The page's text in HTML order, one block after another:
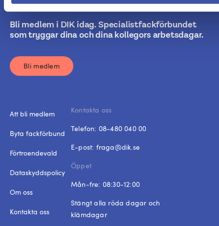
Bli medlem i DIK idag. Specialistfackförbundet
som tryggar dina och dina kollegors arbetsdagar.
Bli medlem
Att bli medlem
Byta fackförbund
Förtroendevald
Dataskyddspolicy
Om oss
Kontakta oss
Kontakta oss
Telefon: 08-480 040 00
E-post: fraga@dik.se
Öppet
Mån-fre: 08:30-12:00
Stängt alla röda dagar och
klämdagar